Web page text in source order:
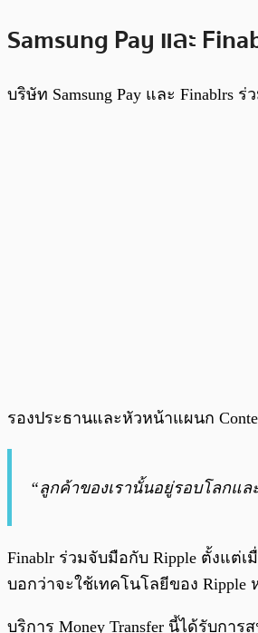
Samsung Pay และ
บริษัท Samsung Pay และ Finablrs
รองประธานและหัวหน้าแผนก
“ลูกค้าของเรานั้นอยู่รอบโลกแล
Finablr ร่วมจับมือกับ Ripple ตั้งแต่
บอกว่าจะใช้เทคโนโลยีของ Ripple
บริการ Money Transfer นี้ได้รับกา